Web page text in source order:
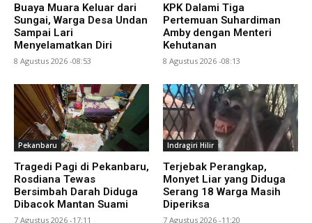
Buaya Muara Keluar dari
Sungai, Warga Desa Undan
Sampai Lari
Menyelamatkan Diri
8 Agustus 2026 -08:53
KPK Dalami Tiga
Pertemuan Suhardiman
Amby dengan Menteri
Kehutanan
8 Agustus 2026 -08:13
Pekanbaru
Tragedi Pagi di Pekanbaru,
Rosdiana Tewas
Bersimbah Darah Diduga
Dibacok Mantan Suami
7 Agustus 2026 -17:11
Indragiri Hilir
Terjebak Perangkap,
Monyet Liar yang Diduga
Serang 18 Warga Masih
Diperiksa
7 Agustus 2026 -11:20